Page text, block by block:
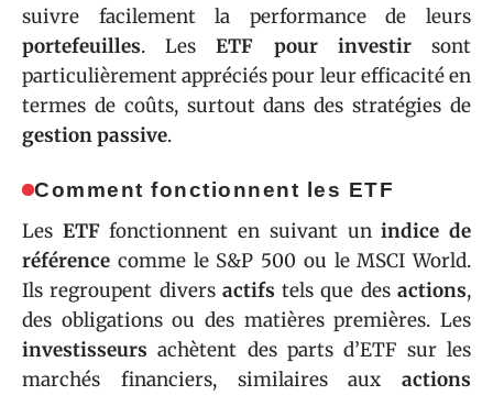
suivre facilement la performance de leurs
portefeuilles. LesETF pour investirsont
particulièrement appréciés pour leur efficacité en
termes de coûts, surtout dans des stratégies de
gestion passive.
Comment fonctionnent les ETF
Les ETFfonctionnent en suivant unindice de
référence comme le S&P 500 ou le MSCI World.
Ils regroupent divers actifs tels que desactions,
des obligations ou des matières premières. Les
investisseurs achètent des parts d’ETF sur les
marchés financiers, similaires aux actions